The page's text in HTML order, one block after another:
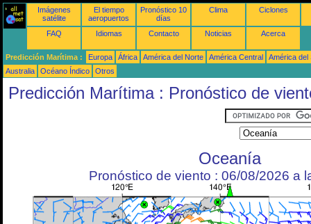
Imágenes
satélite
El tiempo
aeropuertos
Pronóstico 10
días
Clima Ciclones
FAQ Idiomas Contacto Noticias Acerca
Predicción Marítima : Europa África América del Norte América Central
América del
Australia
Océano Índico Otros
Predicción Marítima : Pronóstico de
Oceanía
Pronóstico de viento : 06/08/2026 a